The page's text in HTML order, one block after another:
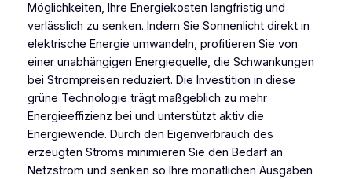
Möglichkeiten, Ihre Energiekosten langfristig und
verlässlich zu senken. Indem Sie Sonnenlicht direkt in
elektrische Energie umwandeln, profitieren Sie von
einer unabhängigen Energiequelle, die Schwankungen
bei Strompreisen reduziert. Die Investition in diese
grüne Technologie trägt maßgeblich zu mehr
Energieeffizienz bei und unterstützt aktiv die
Energiewende. Durch den Eigenverbrauch des
erzeugten Stroms minimieren Sie den Bedarf an
Netzstrom und senken so Ihre monatlichen Ausgaben